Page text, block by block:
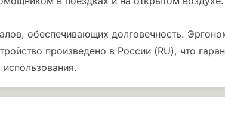
обеспечивающих долговечность.
произведено в России (RU), что